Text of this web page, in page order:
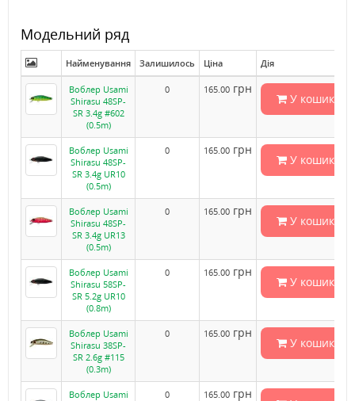
Модельний ряд
Найменування Залишилось Ціна Дія
Воблер Usami
Shirasu 48SP-
SR 3.4g #602
(0.5m)
0 165.00 грн
У кошик
Воблер Usami
Shirasu 48SP-
SR 3.4g UR10
(0.5m)
0 165.00 грн
У кошик
Воблер Usami
Shirasu 48SP-
SR 3.4g UR13
(0.5m)
0 165.00 грн
У кошик
Воблер Usami
Shirasu 58SP-
SR 5.2g UR10
(0.8m)
0 165.00 грн
У кошик
Воблер Usami
Shirasu 38SP-
SR 2.6g #115
(0.3m)
0 165.00 грн
У кошик
Воблер Usami
0 165.00 грн